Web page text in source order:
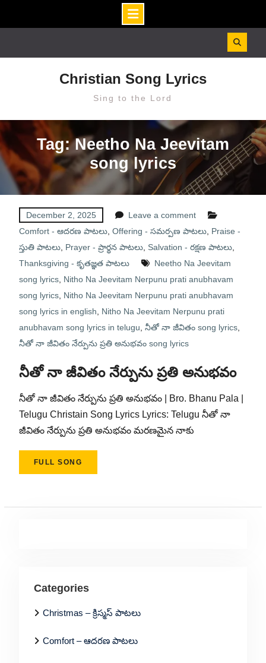
Christian Song Lyrics
Sing to the Lord
Tag: Neetho Na Jeevitam
song lyrics
December 2, 2025
Leave a comment
Comfort - ఆదరణ పాటలు, Offering - సమర్పణ పాటలు, Praise -
స్తుతి పాటలు, Prayer - ప్రార్థన పాటలు, Salvation - రక్షణ పాటలు,
Thanksgiving - కృతజ్ఞత పాటలు
Neetho Na Jeevitam
song lyrics, Nitho Na Jeevitam Nerpunu prati anubhavam
song lyrics, Nitho Na Jeevitam Nerpunu prati anubhavam
song lyrics in english
Nitho Na Jeevitam Nerpunu prati
anubhavam song lyrics in telugu నీతో నా జీవితం song lyrics,
నీతో నా జీవితం నేర్పును ప్రతి అనుభవం song lyrics
నీతో నా జీవితం నేర్పును ప్రతి అనుభవం
నీతో నా జీవితం నేర్పును ప్రతి అనుభవం | Bro. Bhanu Pala |
Telugu Christain Song Lyrics Lyrics: Telugu నీతో నా
జీవితం నేర్పును ప్రతి అనుభవం మరణమైన నాకు
FULL SONG
Categories
Christmas – క్రిస్మస్ పాటలు
Comfort – ఆదరణ పాటలు